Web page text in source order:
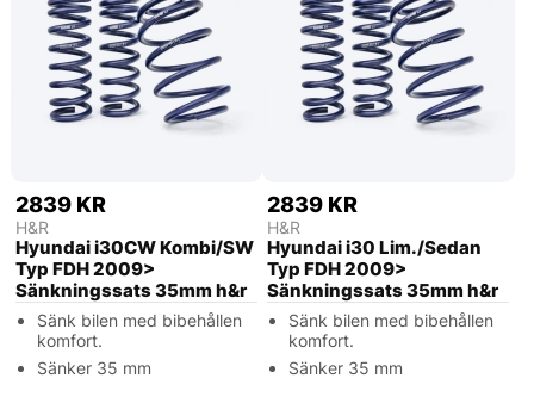
2839 KR
H&R
Hyundai i30CW Kombi/SW
Typ FDH 2009>
Sänkningssats 35mm h&r
Sänk bilen med bibehållen
komfort.
Sänker 35 mm
2839 KR
H&R
Hyundai i30 Lim./Sedan
Typ FDH 2009>
Sänkningssats 35mm h&r
Sänk bilen med bibehållen
komfort.
Sänker 35 mm